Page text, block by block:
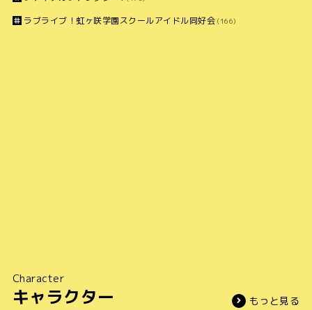
ラブライブ！虹ヶ咲学園スクールアイドル同好会 (166)
Character
キャラクター もっと見る